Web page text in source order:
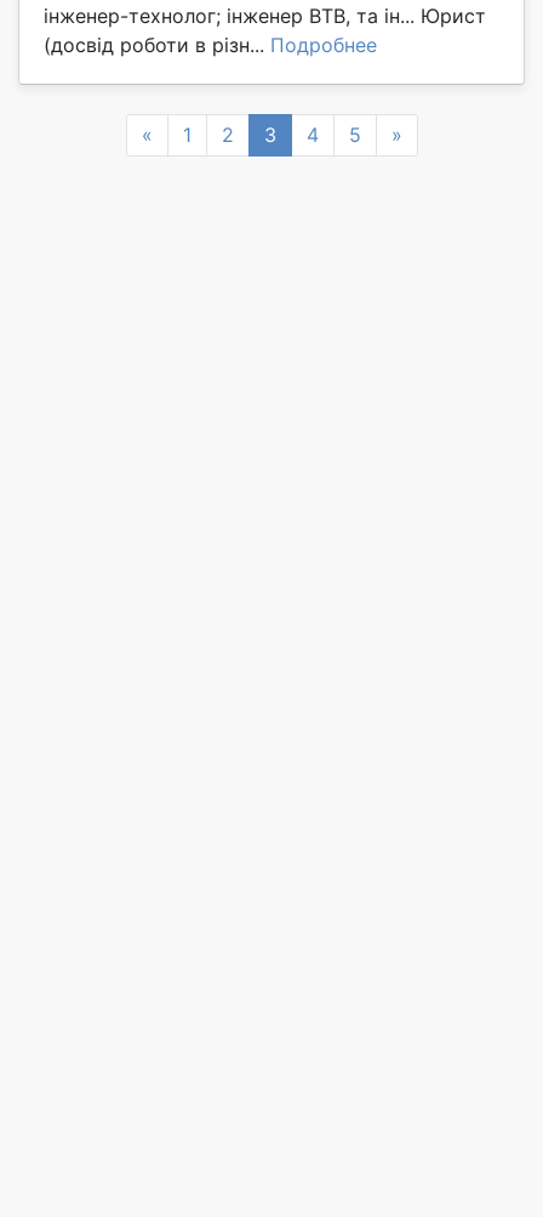
інженер-технолог; інженер ВТВ, та ін... Юрист
(досвід роботи в різн... Подробнее
«Previous
1 2 3 4 5 »Next